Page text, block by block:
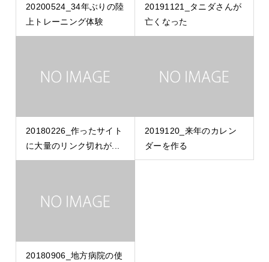
20200524_34年ぶりの陸
上トレーニング体験
20191121_タニダさんが
亡くなった
20180226_作ったサイト
に大量のリンク切れが...
2019120_来年のカレン
ダーを作る
20180906_地方病院の使